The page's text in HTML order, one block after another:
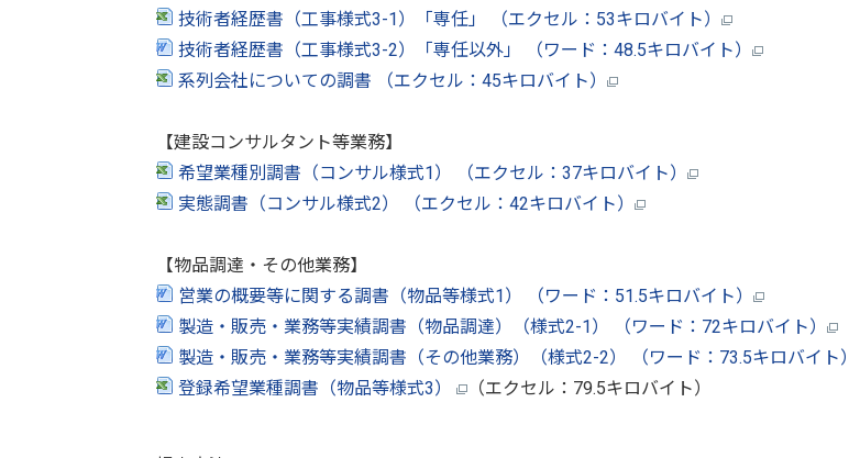
技術者経歴書（工事様式3-1）「専任」 （エクセル：53キロバイト）
技術者経歴書（工事様式3-2）「専任以外」 （ワード：48.5キロバイト）
系列会社についての調書 （エクセル：45キロバイト）
【建設コンサルタント等業務】
希望業種別調書（コンサル様式1） （エクセル：37キロバイト）
実態調書（コンサル様式2） （エクセル：42キロバイト）
【物品調達・その他業務】
営業の概要等に関する調書（物品等様式1） （ワード：51.5キロバイト）
製造・販売・業務等実績調書（物品調達）（様式2-1） （ワード：72キロバイト）
製造・販売・業務等実績調書（その他業務）（様式2-2） （ワード：73.5キロバイト）
登録希望業種調書（物品等様式3）
（エクセル：79.5キロバイト）